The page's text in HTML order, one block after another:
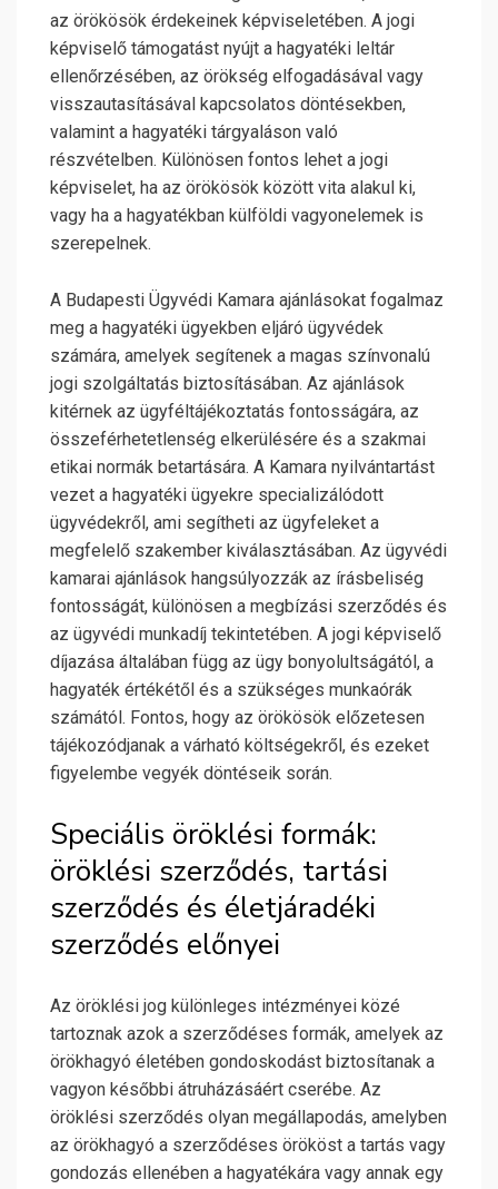
az örökösök érdekeinek képviseletében. A jogi
képviselő támogatást nyújt a hagyatéki leltár
ellenőrzésében, az örökség elfogadásával vagy
visszautasításával kapcsolatos döntésekben,
valamint a hagyatéki tárgyaláson való
részvételben. Különösen fontos lehet a jogi
képviselet, ha az örökösök között vita alakul ki,
vagy ha a hagyatékban külföldi vagyonelemek is
szerepelnek.
A Budapesti Ügyvédi Kamara ajánlásokat fogalmaz
meg a hagyatéki ügyekben eljáró ügyvédek
számára, amelyek segítenek a magas színvonalú
jogi szolgáltatás biztosításában. Az ajánlások
kitérnek az ügyféltájékoztatás fontosságára, az
összeférhetetlenség elkerülésére és a szakmai
etikai normák betartására. A Kamara nyilvántartást
vezet a hagyatéki ügyekre specializálódott
ügyvédekről, ami segítheti az ügyfeleket a
megfelelő szakember kiválasztásában. Az ügyvédi
kamarai ajánlások hangsúlyozzák az írásbeliség
fontosságát, különösen a megbízási szerződés és
az ügyvédi munkadíj tekintetében. A jogi képviselő
díjazása általában függ az ügy bonyolultságától, a
hagyaték értékétől és a szükséges munkaórák
számától. Fontos, hogy az örökösök előzetesen
tájékozódjanak a várható költségekről, és ezeket
figyelembe vegyék döntéseik során.
Speciális öröklési formák:
öröklési szerződés, tartási
szerződés és életjáradéki
szerződés előnyei
Az öröklési jog különleges intézményei közé
tartoznak azok a szerződéses formák, amelyek az
örökhagyó életében gondoskodást biztosítanak a
vagyon későbbi átruházásáért cserébe. Az
öröklési szerződés olyan megállapodás, amelyben
az örökhagyó a szerződéses örököst a tartás vagy
gondozás ellenében a hagyatékára vagy annak egy